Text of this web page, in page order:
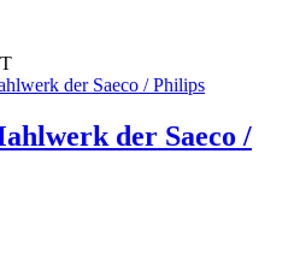
der Saeco /